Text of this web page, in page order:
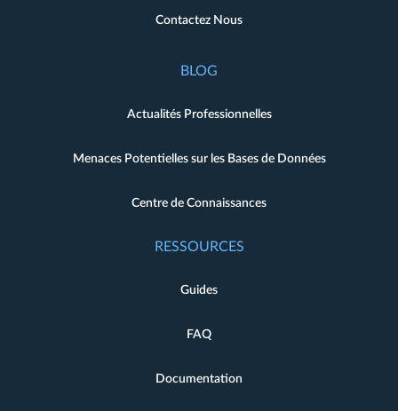
Contactez Nous
BLOG
Actualités Professionnelles
Menaces Potentielles sur les Bases de Données
Centre de Connaissances
RESSOURCES
Guides
FAQ
Documentation